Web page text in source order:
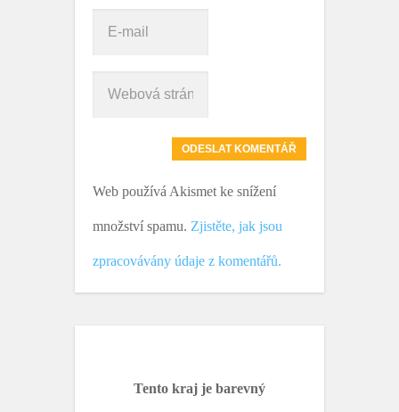
Web používá Akismet ke snížení
množství spamu. Zjistěte, jak jsou
zpracovávány údaje z komentářů.
Tento kraj je barevný